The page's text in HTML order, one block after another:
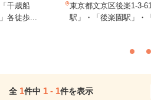
千歳船
各徒歩...
東京都文京区後楽1-3-
駅」・「後楽園駅」・
全 1件中 1 - 1件を表示